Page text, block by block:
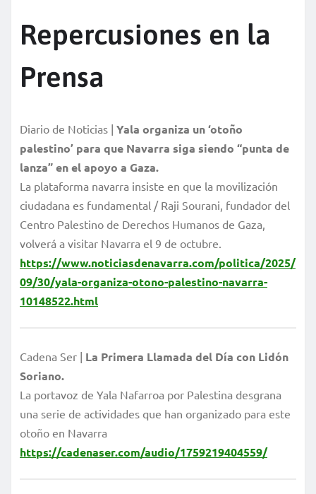
Repercusiones en la
Prensa
Diario de Noticias | Yala organiza un ‘otoño
palestino’ para que Navarra siga siendo “punta de
lanza” en el apoyo a Gaza.
La plataforma navarra insiste en que la movilización
ciudadana es fundamental / Raji Sourani, fundador del
Centro Palestino de Derechos Humanos de Gaza,
volverá a visitar Navarra el 9 de octubre.
https://www.noticiasdenavarra.com/politica/2025/
09/30/yala-organiza-otono-palestino-navarra-
10148522.html
Cadena Ser | La Primera Llamada del Día con Lidón
Soriano.
La portavoz de Yala Nafarroa por Palestina desgrana
una serie de actividades que han organizado para este
otoño en Navarra
https://cadenaser.com/audio/1759219404559/